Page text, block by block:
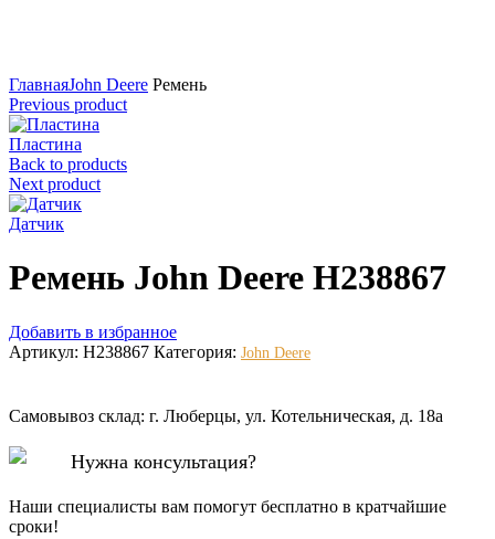
ГлавнаяJohn Deere Ремень
Previous product
Пластина
Back to products
Next product
Датчик
Ремень John Deere H238867
Добавить в избранное
Артикул: H238867 Категория: John Deere
Самовывоз склад: г. Люберцы, ул. Котельническая, д. 18а
Нужна консультация?
Наши специалисты вам помогут бесплатно в кратчайшие
сроки!